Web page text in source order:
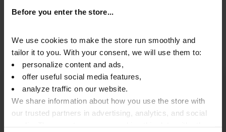
Before you enter the store...
We use cookies to make the store run smoothly and
tailor it to you. With your consent, we will use them to:
personalize content and ads,
offer useful social media features,
analyze traffic on our website.
We share information about how you use the store with
our trusted partners in advertising, analytics, and social
4.3
5
4